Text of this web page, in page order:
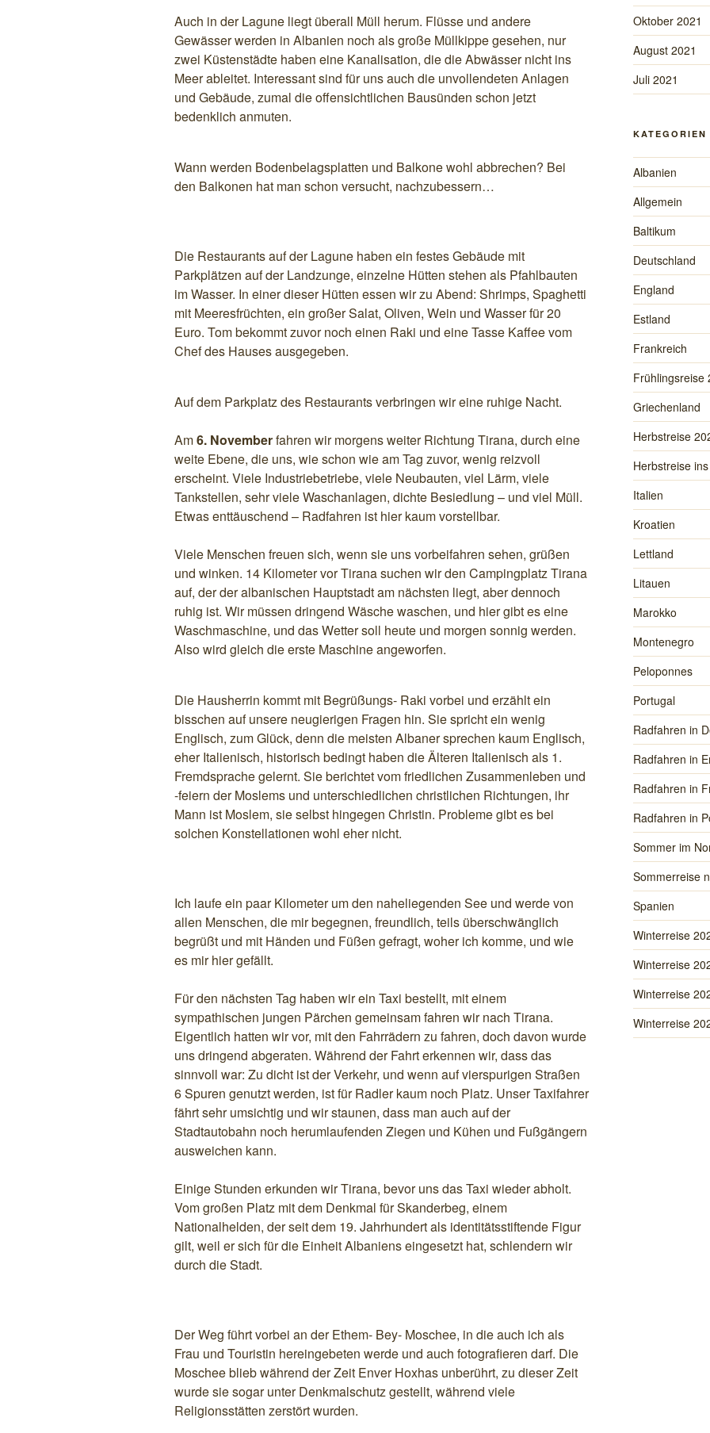
Auch in der Lagune liegt überall Müll herum. Flüsse und andere
Gewässer werden in Albanien noch als große Müllkippe gesehen, nur
zwei Küstenstädte haben eine Kanalisation, die die Abwässer nicht ins
Meer ableitet. Interessant sind für uns auch die unvollendeten Anlagen
und Gebäude, zumal die offensichtlichen Bausünden schon jetzt
bedenklich anmuten.
Wann werden Bodenbelagsplatten und Balkone wohl abbrechen? Bei
den Balkonen hat man schon versucht, nachzubessern…
Die Restaurants auf der Lagune haben ein festes Gebäude mit
Parkplätzen auf der Landzunge, einzelne Hütten stehen als Pfahlbauten
im Wasser. In einer dieser Hütten essen wir zu Abend: Shrimps, Spaghetti
mit Meeresfrüchten, ein großer Salat, Oliven, Wein und Wasser für 20
Euro. Tom bekommt zuvor noch einen Raki und eine Tasse Kaffee vom
Chef des Hauses ausgegeben.
Auf dem Parkplatz des Restaurants verbringen wir eine ruhige Nacht.
Am6. Novemberfahren wir morgens weiter Richtung Tirana, durch eine
weite Ebene, die uns, wie schon wie am Tag zuvor, wenig reizvoll
erscheint. Viele Industriebetriebe, viele Neubauten, viel Lärm, viele
Tankstellen, sehr viele Waschanlagen, dichte Besiedlung – und viel Müll.
Etwas enttäuschend – Radfahren ist hier kaum vorstellbar.
Viele Menschen freuen sich, wenn sie uns vorbeifahren sehen, grüßen
und winken. 14 Kilometer vor Tirana suchen wir den Campingplatz Tirana
auf, der der albanischen Hauptstadt am nächsten liegt, aber dennoch
ruhig ist. Wir müssen dringend Wäsche waschen, und hier gibt es eine
Waschmaschine, und das Wetter soll heute und morgen sonnig werden.
Also wird gleich die erste Maschine angeworfen.
Die Hausherrin kommt mit Begrüßungs- Raki vorbei und erzählt ein
bisschen auf unsere neugierigen Fragen hin. Sie spricht ein wenig
Englisch, zum Glück, denn die meisten Albaner sprechen kaum Englisch,
eher Italienisch, historisch bedingt haben die Älteren Italienisch als 1.
Fremdsprache gelernt. Sie berichtet vom friedlichen Zusammenleben und
-feiern der Moslems und unterschiedlichen christlichen Richtungen, ihr
Mann ist Moslem, sie selbst hingegen Christin. Probleme gibt es bei
solchen Konstellationen wohl eher nicht.
Ich laufe ein paar Kilometer um den naheliegenden See und werde von
allen Menschen, die mir begegnen, freundlich, teils überschwänglich
begrüßt und mit Händen und Füßen gefragt, woher ich komme, und wie
es mir hier gefällt.
Für den nächsten Tag haben wir ein Taxi bestellt, mit einem
sympathischen jungen Pärchen gemeinsam fahren wir nach Tirana.
Eigentlich hatten wir vor, mit den Fahrrädern zu fahren, doch davon wurde
uns dringend abgeraten. Während der Fahrt erkennen wir, dass das
sinnvoll war: Zu dicht ist der Verkehr, und wenn auf vierspurigen Straßen
6 Spuren genutzt werden, ist für Radler kaum noch Platz. Unser Taxifahrer
fährt sehr umsichtig und wir staunen, dass man auch auf der
Stadtautobahn noch herumlaufenden Ziegen und Kühen und Fußgängern
ausweichen kann.
Einige Stunden erkunden wir Tirana, bevor uns das Taxi wieder abholt.
Vom großen Platz mit dem Denkmal für Skanderbeg, einem
Nationalhelden, der seit dem 19. Jahrhundert als identitätsstiftende Figur
gilt, weil er sich für die Einheit Albaniens eingesetzt hat, schlendern wir
durch die Stadt.
Der Weg führt vorbei an der Ethem- Bey- Moschee, in die auch ich als
Frau und Touristin hereingebeten werde und auch fotografieren darf. Die
Moschee blieb während der Zeit Enver Hoxhas unberührt, zu dieser Zeit
wurde sie sogar unter Denkmalschutz gestellt, während viele
Religionsstätten zerstört wurden.
Oktober 2021
August 2021
Juli 2021
KATEGORIEN
Albanien
Allgemein
Baltikum
Deutschland
England
Estland
Frankreich
Frühlingsreise
Griechenland
Herbstreise
Herbstreise
Italien
Kroatien
Lettland
Litauen
Marokko
Montenegro
Peloponnes
Portugal
Radfahren in
Radfahren in
Radfahren in
Radfahren in
Sommer im
Sommerreise
Spanien
Winterreise
Winterreise
Winterreise
Winterreise